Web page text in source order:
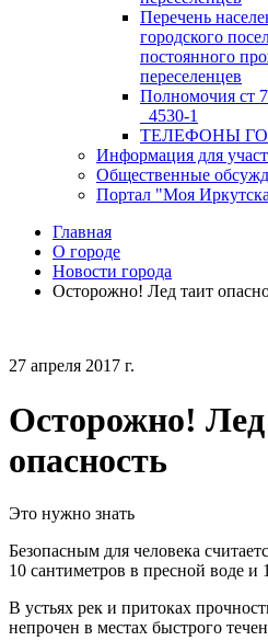
Перечень
городского
постоянного
переселенцев
Полномочия ст
_4530-1
ТЕЛЕФОНЫ
Информация для
Общественные
Портал "Моя
Главная
О городе
Новости города
Осторожно! Лед таит
27 апреля 2017 г.
Осторожно!
опасность
Это нужно знать
Безопасным для человека
10 сантиметров в пресной воде и
В устьях рек и притоках
непрочен в местах быстрого